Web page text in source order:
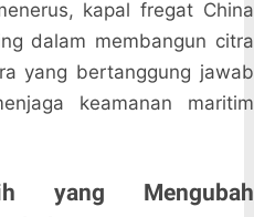
kapal fregat China
dalam membangun citra
yang bertanggung jawab
keamanan maritim
yang Mengubah